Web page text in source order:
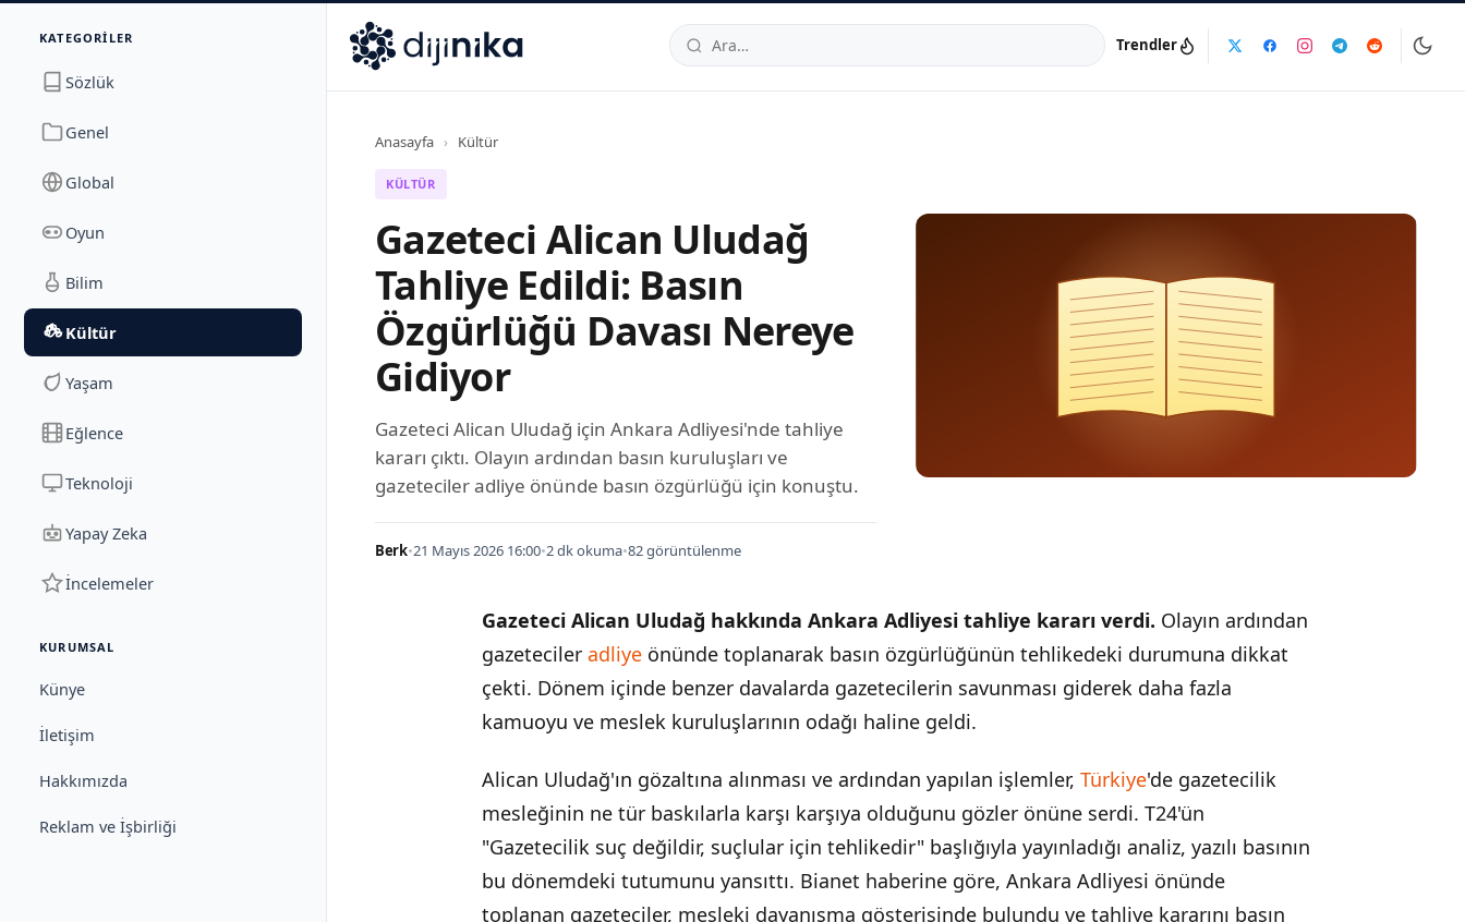
KATEGORILER
Sözlük
Genel
Global
Oyun
Bilim
Kültür
Yaşam
Eğlence
Teknoloji
Yapay Zeka
İncelemeler
KURUMSAL
Künye
İletişim
Hakkımızda
Reklam ve İşbirliği
İletişim
Dijinika Avrasya Cad. Sitesi B Blok No: 17/2A, Marmara Mahallesi 34520TRTelefon:0850 444 30 49E-posta:info@dijinika.net
Trendler
Anasayfa › Kültür
KÜLTÜR
Gazeteci Alican Uludağ
Tahliye Edildi: Basın
Özgürlüğü Davası Nereye
Gidiyor
Gazeteci Alican Uludağ için Ankara Adliyesi'nde tahliye
kararı çıktı. Olayın ardından basın kuruluşları ve
gazeteciler adliye önünde basın özgürlüğü için konuştu.
Berk•21 Mayıs 2026 16:00•2 dk okuma•82 görüntülenme
Gazeteci Alican Uludağ hakkında Ankara Adliyesi tahliye kararı verdi. Olayın ardından
gazeteciler adliye önünde toplanarak basın özgürlüğünün tehlikedeki durumuna dikkat
çekti. Dönem içinde benzer davalarda gazetecilerin savunması giderek daha fazla
kamuoyu ve meslek kuruluşlarının odağı haline geldi.
Alican Uludağ'ın gözaltına alınması ve ardından yapılan işlemler, Türkiye'de gazetecilik
mesleğinin ne tür baskılarla karşı karşıya olduğunu gözler önüne serdi. T24'ün
"Gazetecilik suç değildir, suçlular için tehlikedir" başlığıyla yayınladığı analiz, yazılı basının
bu dönemdeki tutumunu yansıttı. Bianet haberine göre, Ankara Adliyesi önünde
toplanan gazeteciler, mesleki dayanışma gösterisinde bulundu ve tahliye kararını basın